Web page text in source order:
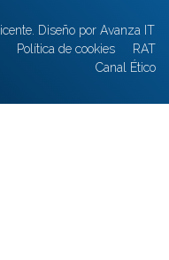
Diseño por Avanza IT
Política de cookies
RAT
Canal Ético